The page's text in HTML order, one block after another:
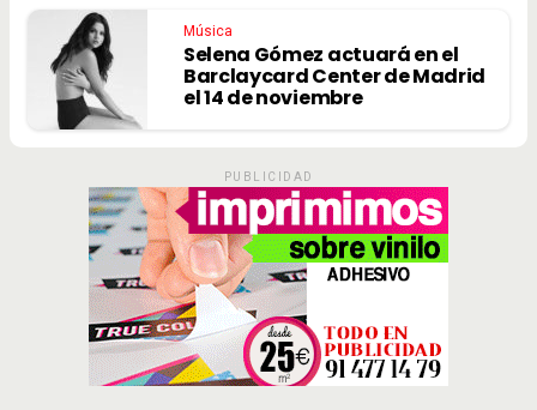
Música
Selena Gómez actuará en el
Barclaycard Center de Madrid
el 14 de noviembre
PUBLICIDAD